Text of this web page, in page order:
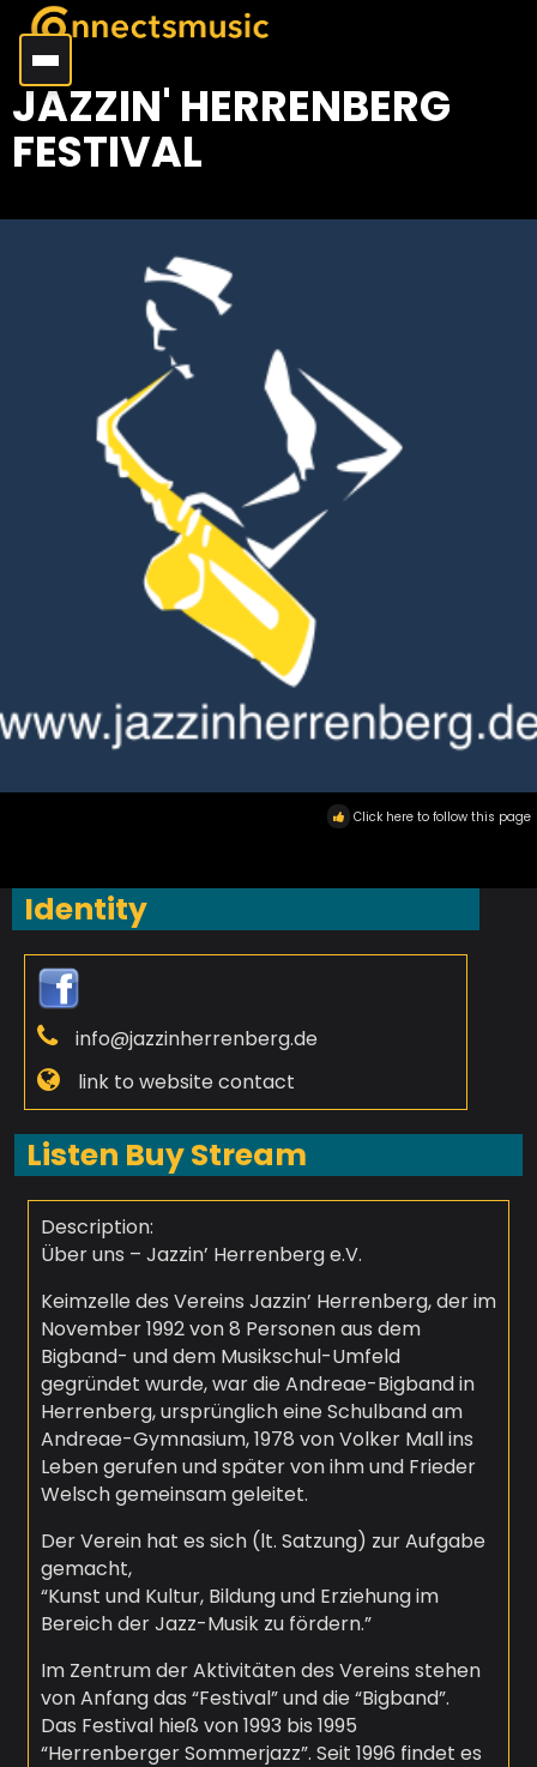
JAZZIN' HERRENBERG
FESTIVAL
Click here to follow this page
Identity
info@jazzinherrenberg.de
link to website contact
Listen Buy Stream
Description:
Über uns – Jazzin’ Herrenberg e.V.
Keimzelle des Vereins Jazzin’ Herrenberg, der im
November 1992 von 8 Personen aus dem
Bigband- und dem Musikschul-Umfeld
gegründet wurde, war die Andreae-Bigband in
Herrenberg, ursprünglich eine Schulband am
Andreae-Gymnasium, 1978 von Volker Mall ins
Leben gerufen und später von ihm und Frieder
Welsch gemeinsam geleitet.
Der Verein hat es sich (lt. Satzung) zur Aufgabe
gemacht,
“Kunst und Kultur, Bildung und Erziehung im
Bereich der Jazz-Musik zu fördern.”
Im Zentrum der Aktivitäten des Vereins stehen
von Anfang das “Festival” und die “Bigband”.
Das Festival hieß von 1993 bis 1995
“Herrenberger Sommerjazz”. Seit 1996 findet es